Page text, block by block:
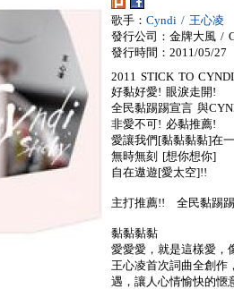
歌手： Cyndi / 王心凌
發行公司：金牌大風 /
發行時間：2011/05/27
2011 STICK TO CYNDI
好黏好愛! 眼淚走開!
全民黏踢踢宣言 與
非愛不可! 必黏推薦!
愛讓我們[黏黏黏黏]在一
無時無刻 [想你想你]
自在遨遊[愛太空]!!
主打推薦!! 全民黏踢
黏黏黏黏
愛愛愛，就是這樣愛
王心凌首次詞曲全創作
遇，讓人心情愉快的愜